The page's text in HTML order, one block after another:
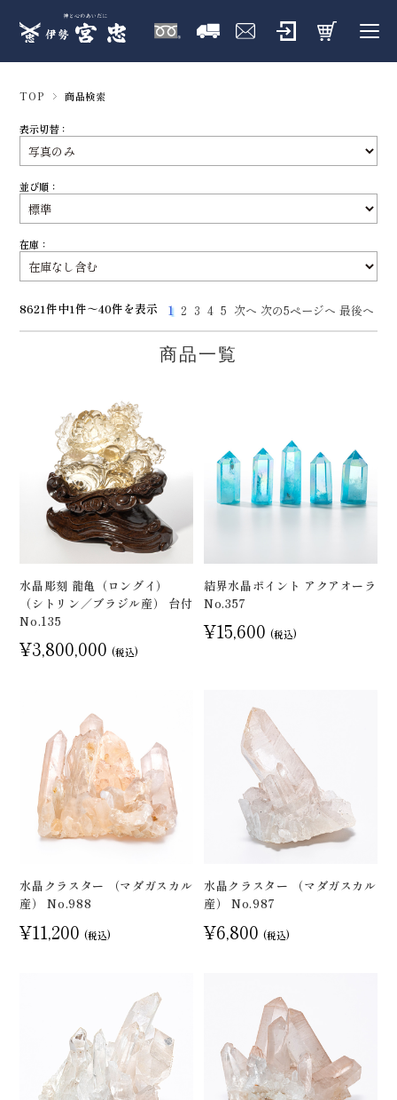
TOP 商品検索
表示切替：
並び順：
在庫：
8621件中1件～40件を表示 1 2 3 4 5 次へ 次の5ページへ 最後へ
商品一覧
水晶彫刻 龍亀（ロングイ）
（シトリン／ブラジル産） 台付
No.135
¥3,800,000 (税込)
結界水晶ポイント アクアオーラ
No.357
¥15,600 (税込)
水晶クラスター （マダガスカル
産） No.988
¥11,200 (税込)
水晶クラスター （マダガスカル
産） No.987
¥6,800 (税込)